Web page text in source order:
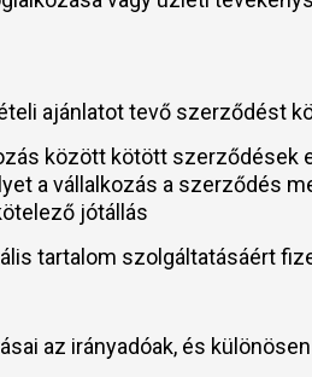
ajánlatot tevő szerződést
között kötött szerződések
a vállalkozás a szerződés
jótállás
tartalom szolgáltatásáért
az irányadóak, és